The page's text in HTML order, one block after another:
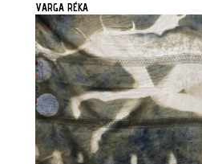
VARGA RÉKA